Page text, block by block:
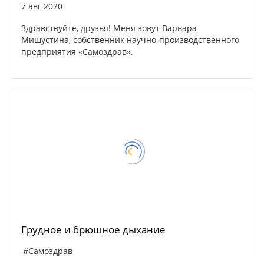
7 авг 2020
Здравствуйте, друзья! Меня зовут Варвара
Мишустина, собственник научно-производственного
предприятия «Самоздрав».
Грудное и брюшное дыхание
#Самоздрав